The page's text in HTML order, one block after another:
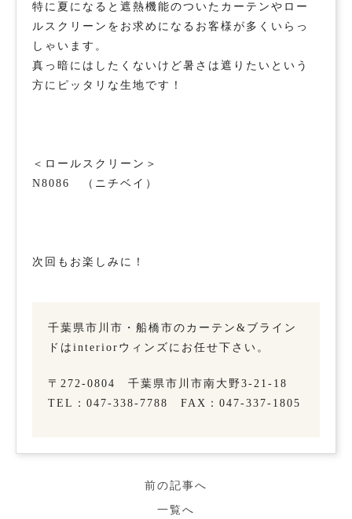
特に夏になると遮熱機能のついたカーテンやロー
ルスクリーンをお求めになるお客様が多くいらっ
しゃいます。
真っ暗にはしたくないけど暑さは遮りたいという
方にピッタリな生地です！
＜ロールスクリーン＞
N8086 （ニチベイ）
次回もお楽しみに！
千葉県市川市・船橋市のカーテン&ブライン
ドはinteriorウィンズにお任せ下さい。
〒272-0804 千葉県市川市南大野3-21-18
TEL：047-338-7788 FAX：047-337-1805
前の記事へ
一覧へ